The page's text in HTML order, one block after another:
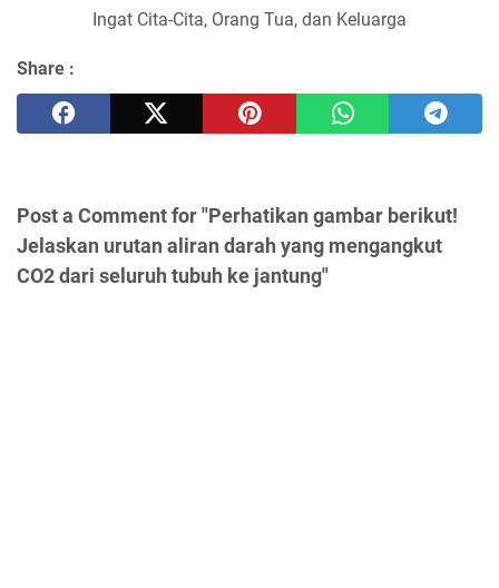
Ingat Cita-Cita, Orang Tua, dan Keluarga
Share :
Post a Comment for "Perhatikan gambar berikut!
Jelaskan urutan aliran darah yang mengangkut
CO2 dari seluruh tubuh ke jantung"